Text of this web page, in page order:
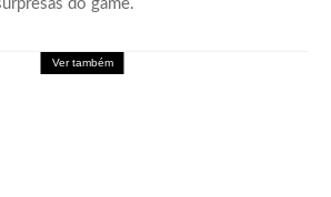
do game.
Ver também